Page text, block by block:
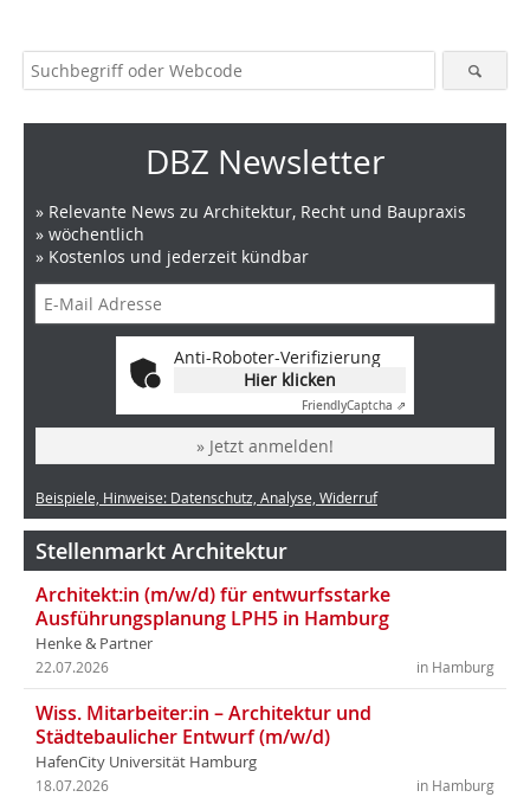
DBZ Newsletter
» Relevante News zu Architektur, Recht und Baupraxis
» wöchentlich
» Kostenlos und jederzeit kündbar
Anti-Roboter-Verifizierung
Hier klicken
FriendlyCaptcha ⇗
» Jetzt anmelden!
Beispiele, Hinweise: Datenschutz, Analyse, Widerruf
Stellenmarkt Architektur
Architekt:in (m/w/d) für entwurfsstarke
Ausführungsplanung LPH5 in Hamburg
Henke & Partner
in Hamburg
22.07.2026
Wiss. Mitarbeiter:in – Architektur und
Städtebaulicher Entwurf (m/w/d)
HafenCity Universität Hamburg
in Hamburg
18.07.2026